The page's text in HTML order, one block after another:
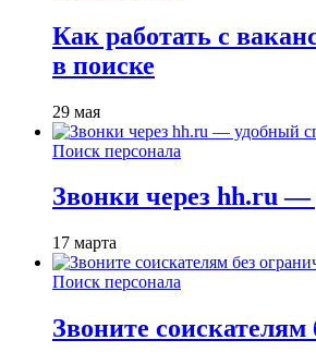
Как работать с
в поиске
29 мая
Поиск персонала
Звонки через hh.ru —
17 марта
Поиск персонала
Звоните